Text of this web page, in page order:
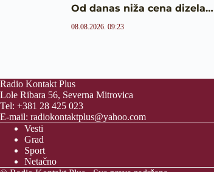
Od danas niža cena dizela…
08.08.2026. 09:23
Radio Kontakt Plus
Lole Ribara 56, Severna Mitrovica
Tel: +381 28 425 023
E-mail: radiokontaktplus@yahoo.com
Vesti
Grad
Sport
Netačno